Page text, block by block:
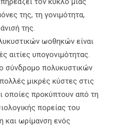
της, τη γονιμότητα,
της.
ωοθηκών είναι
αιτίες υπογονιμότητας.
σύνδρομο πολυκυστικών
μικρές κύστες στις
οποίες προκύπτουν από τη
πορείας του
και ωρίμανση ενός